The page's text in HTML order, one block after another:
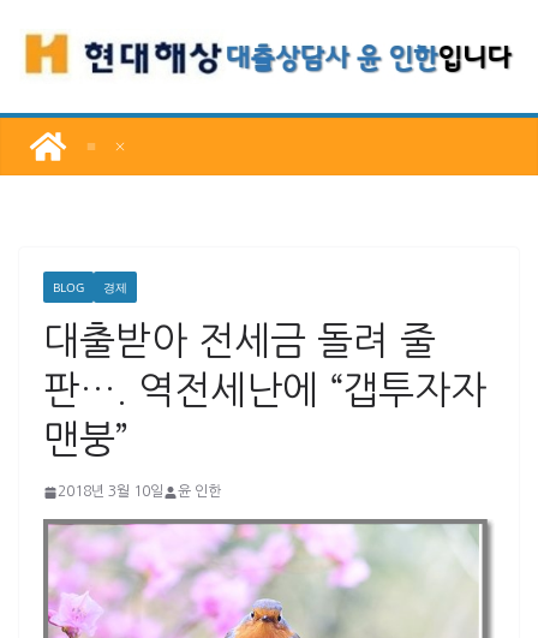
로
너
BLOG 경제
대출받아 전세금 돌려 줄
판…. 역전세난에 “갭투자자
맨붕”
2018년 3월 10일 윤 인한